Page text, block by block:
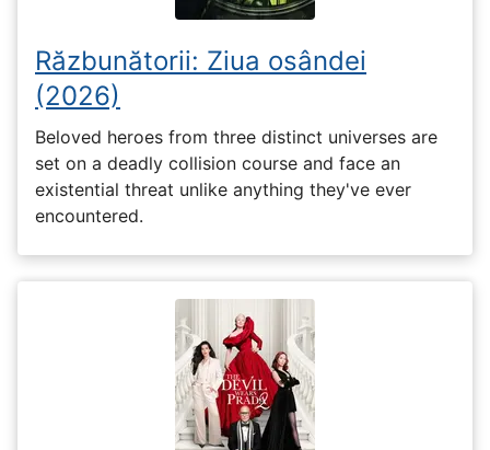
Răzbunătorii: Ziua osândei
(2026)
Beloved heroes from three distinct universes are
set on a deadly collision course and face an
existential threat unlike anything they've ever
encountered.